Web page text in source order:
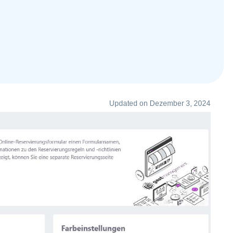
Updated on Dezember 3, 2024